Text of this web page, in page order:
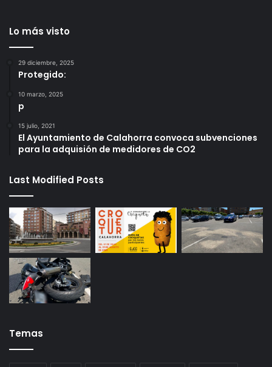
Lo más visto
29 diciembre, 2025
Protegido:
10 marzo, 2025
p
15 julio, 2021
El Ayuntamiento de Calahorra convoca subvenciones
para la adquisión de medidores de CO2
Last Modified Posts
Temas